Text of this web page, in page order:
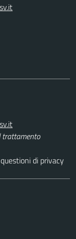
trattamento
di privacy